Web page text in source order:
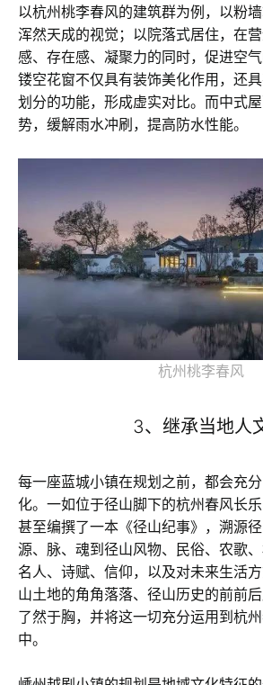
以杭州桃李春风的建筑群为例，以粉
浑然天成的视觉；以院落式居住，在
感、存在感、凝聚力的同时，促进空
镂空花窗不仅具有装饰美化作用，还
划分的功能，形成虚实对比。而中式
势，缓解雨水冲刷，提高防水性能。
杭州桃李春风
3、继承当地人
每一座蓝城小镇在规划之前，都会充
化。一如位于径山脚下的杭州春风长
甚至编撰了一本《径山纪事》，溯源
源、脉、魂到径山风物、民俗、农歌、
名人、诗赋、信仰，以及对未来生活
山土地的角角落落、径山历史的前前
了然于胸，并将这一切充分运用到杭
中。